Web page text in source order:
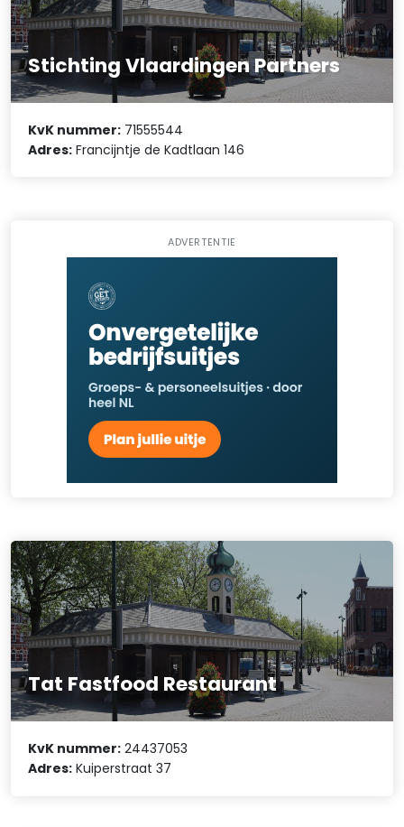
Stichting Vlaardingen Partners
KvK nummer: 71555544
Adres: Francijntje de Kadtlaan 146
ADVERTENTIE
Tat Fastfood Restaurant
KvK nummer: 24437053
Adres: Kuiperstraat 37